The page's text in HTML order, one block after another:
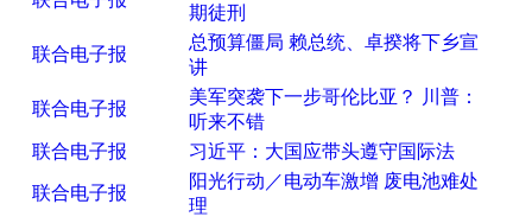
期徒刑
联合电子报
总预算僵局 赖总统、卓揆将下乡宣
讲
联合电子报
美军突袭下一步哥伦比亚？ 川普：
听来不错
联合电子报
习近平：大国应带头遵守国际法
联合电子报
阳光行动／电动车激增 废电池难处
理